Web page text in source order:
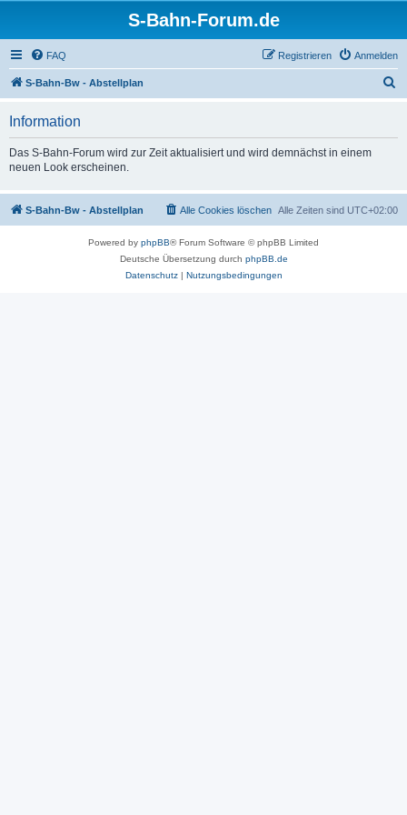
S-Bahn-Forum.de
FAQ Anmelden
Registrieren
S-Bahn-Bw - Abstellplan
Information
Das S-Bahn-Forum wird zur Zeit aktualisiert und wird demnächst in einem
neuen Look erscheinen.
S-Bahn-Bw - Abstellplan Alle Zeiten sind UTC+02:00
Alle Cookies löschen
Powered by phpBB® Forum Software © phpBB Limited
Deutsche Übersetzung durch phpBB.de
Datenschutz| Nutzungsbedingungen